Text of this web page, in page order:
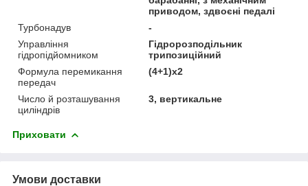
приводом, здвоєні педалі
Турбонадув
-
Управління
гідропідйомником
Гідророзподільник
трипозиційний
Формула перемикання
передач
(4+1)х2
Число й розташування
циліндрів
3, вертикальне
Приховати
Умови доставки